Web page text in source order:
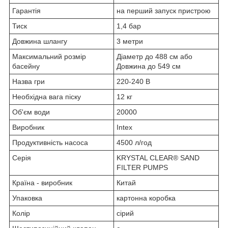
Гарантія
на перший запуск пристрою
Тиск
1,4 бар
Довжина шлангу
3 метри
Максимальний розмір
басейну
Діаметр до 488 см або
Довжина до 549 см
Назва гри
220-240 В
Необхідна вага піску
12 кг
Об'єм води
20000
Виробник
Intex
Продуктивність насоса
4500 л/год
Серія
KRYSTAL CLEAR® SAND
FILTER PUMPS
Країна - виробник
Китай
Упаковка
картонна коробка
Колір
сірий